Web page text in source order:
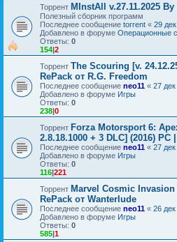
Торрент MInstAll v.27.11.2025
Полезный сборник программ
Последнее сообщение torrent « 29
Добавлено в форуме Операционные
Ответы: 0
154|2
Торрент The Scouring [v.
RePack от R.G. Freedom
Последнее сообщение neo11 « 27
Добавлено в форуме Игры
Ответы: 0
238|0
Торрент Forza Motorsport 6:
2.8.18.1000 + 3 DLC] (2016) PC
Последнее сообщение neo11 « 27
Добавлено в форуме Игры
Ответы: 0
116|221
Торрент Marvel Cosmic Invasion
RePack от Wanterlude
Последнее сообщение neo11 « 26
Добавлено в форуме Игры
Ответы: 0
585|1